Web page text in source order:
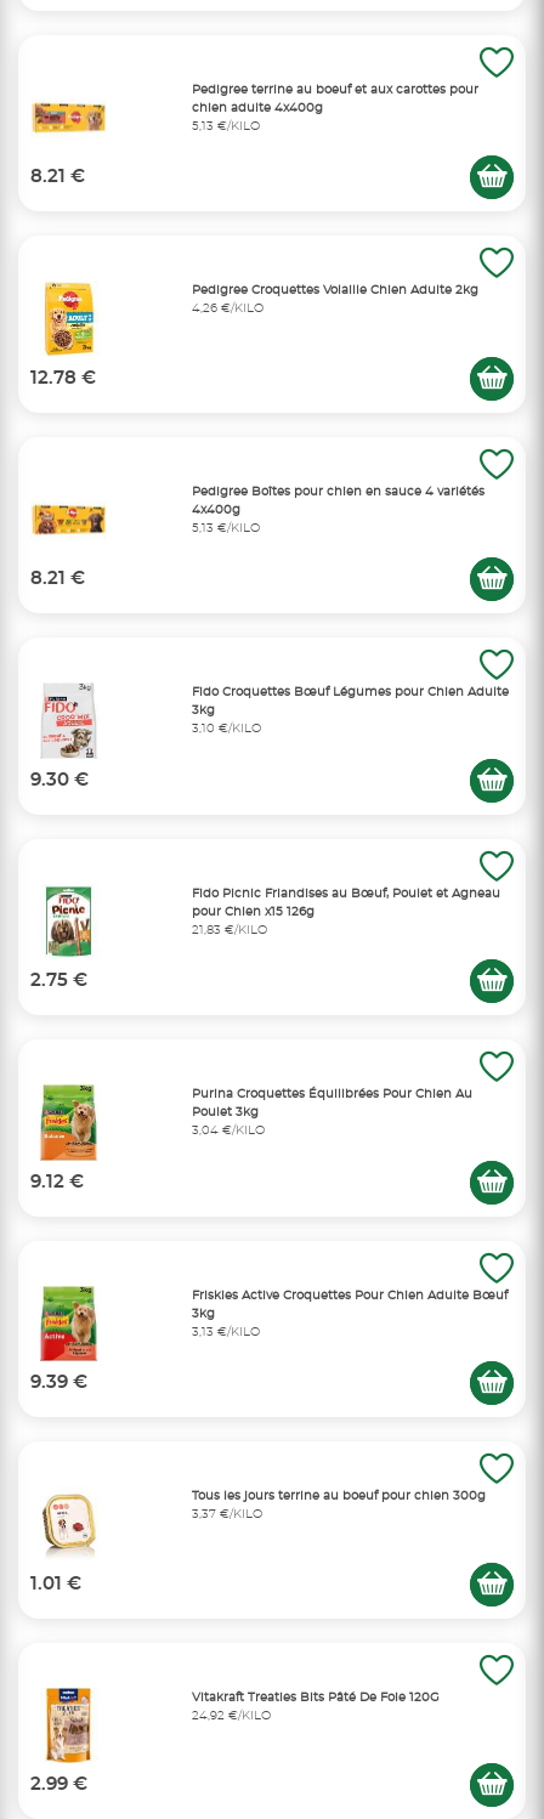
Pedigree terrine au boeuf et aux carottes pour
chien adulte 4x400g
5,13 €/KILO
8.21 €
Pedigree Croquettes Volaille Chien Adulte 2kg
4,26 €/KILO
12.78 €
Pedigree Boîtes pour chien en sauce 4 variétés
4x400g
5,13 €/KILO
8.21 €
Fido Croquettes Bœuf Légumes pour Chien Adulte
3kg
3,10 €/KILO
9.30 €
Fido Picnic Friandises au Bœuf, Poulet et Agneau
pour Chien x15 126g
21,83 €/KILO
2.75 €
Purina Croquettes Équilibrées Pour Chien Au
Poulet 3kg
3,04 €/KILO
9.12 €
Friskies Active Croquettes Pour Chien Adulte Bœuf
3kg
3,13 €/KILO
9.39 €
Tous les jours terrine au boeuf pour chien 300g
3,37 €/KILO
1.01 €
Vitakraft Treaties Bits Pâté De Foie 120G
24,92 €/KILO
2.99 €